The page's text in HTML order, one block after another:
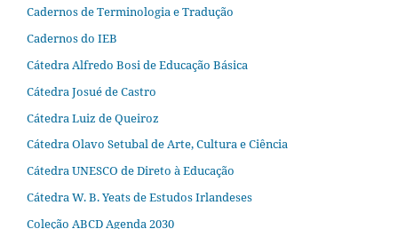
Cadernos de Terminologia e Tradução
Cadernos do IEB
Cátedra Alfredo Bosi de Educação Básica
Cátedra Josué de Castro
Cátedra Luiz de Queiroz
Cátedra Olavo Setubal de Arte, Cultura e Ciência
Cátedra UNESCO de Direto à Educação
Cátedra W. B. Yeats de Estudos Irlandeses
Coleção ABCD Agenda 2030